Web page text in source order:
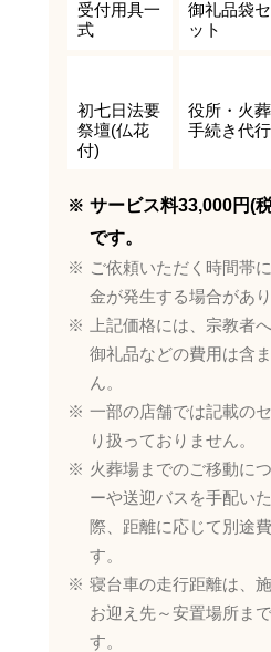
受付用具一
式
御礼品袋セ
ット
初七日法要
祭壇(仏花
付)
役所・火葬
手続き代行
サービス料33,000円(
です。
ご依頼いただく時間帯
金が発生する場合があり
上記価格には、宗教者
御礼品などの費用は含
ん。
一部の店舗では記載の
り扱っておりません。
火葬場までのご移動に
ーや送迎バスを手配い
際、距離に応じて別途
す。
寝台車の走行距離は、
お迎え先～安置場所ま
す。